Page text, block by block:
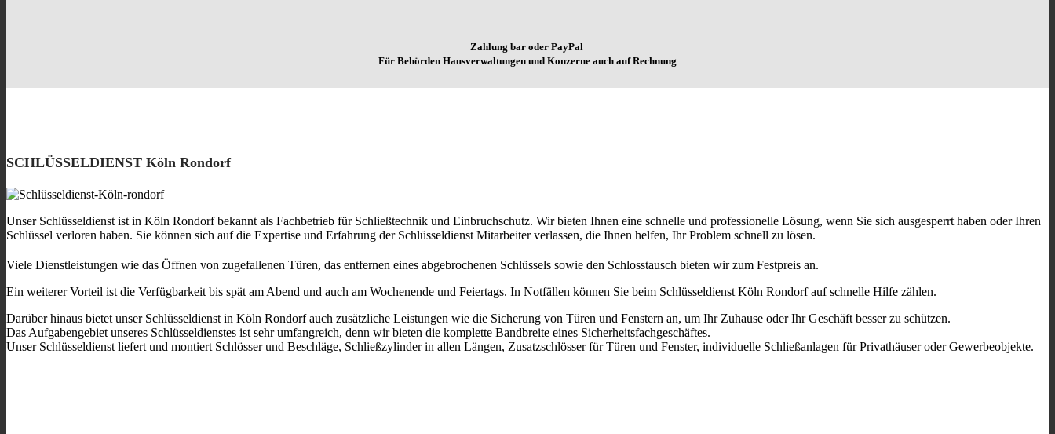
Zahlung bar oder PayPal
Für Behörden Hausverwaltungen und Konzerne auch auf Rechnung
SCHLÜSSELDIENST Köln Rondorf
Unser Schlüsseldienst ist in Köln Rondorf bekannt als Fachbetrieb für Schließtechnik und Einbruchschutz. Wir bieten Ihnen eine schnelle und professionelle Lösung, wenn Sie sich ausgesperrt haben oder Ihren
Schlüssel verloren haben. Sie können sich auf die Expertise und Erfahrung der Schlüsseldienst Mitarbeiter verlassen, die Ihnen helfen, Ihr Problem schnell zu lösen.
Viele Dienstleistungen wie das Öffnen von zugefallenen Türen, das entfernen eines abgebrochenen Schlüssels sowie den Schlosstausch bieten wir zum Festpreis an.
Ein weiterer Vorteil ist die Verfügbarkeit bis spät am Abend und auch am Wochenende und Feiertags. In Notfällen können Sie beim Schlüsseldienst Köln Rondorf auf schnelle Hilfe zählen.
Darüber hinaus bietet unser Schlüsseldienst in Köln Rondorf auch zusätzliche Leistungen wie die Sicherung von Türen und Fenstern an, um Ihr Zuhause oder Ihr Geschäft besser zu schützen.
Das Aufgabengebiet unseres Schlüsseldienstes ist sehr umfangreich, denn wir bieten die komplette Bandbreite eines Sicherheitsfachgeschäftes.
Unser Schlüsseldienst liefert und montiert Schlösser und Beschläge, Schließzylinder in allen Längen, Zusatzschlösser für Türen und Fenster, individuelle Schließanlagen für Privathäuser oder Gewerbeobjekte.